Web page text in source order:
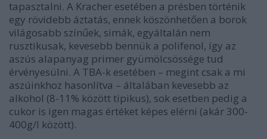
tapasztalni. A Kracher esetében a présben történik
egy rövidebb áztatás, ennek köszönhetően a borok
világosabb színűek, simák, egyáltalán nem
rusztikusak, kevesebb bennük a polifenol, így az
aszús alapanyag primer gyümölcsössége tud
érvényesülni. A TBA-k esetében – megint csak a mi
aszúinkhoz hasonlítva – általában kevesebb az
alkohol (8-11% között tipikus), sok esetben pedig a
cukor is igen magas értéket képes elérni (akár 300-
400g/l között).